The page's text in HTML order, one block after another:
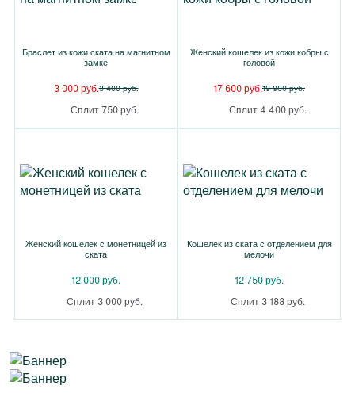
Браслет из кожи ската на магнитном
замке
3 000 руб.3 400 руб.
Сплит 750 руб.
Женский кошелек из кожи кобры с
головой
17 600 руб.19 900 руб.
Сплит 4 400 руб.
Женский кошелек с монетницей из
ската
12 000 руб.
Сплит 3 000 руб.
Кошелек из ската с отделением для
мелочи
12 750 руб.
Сплит 3 188 руб.